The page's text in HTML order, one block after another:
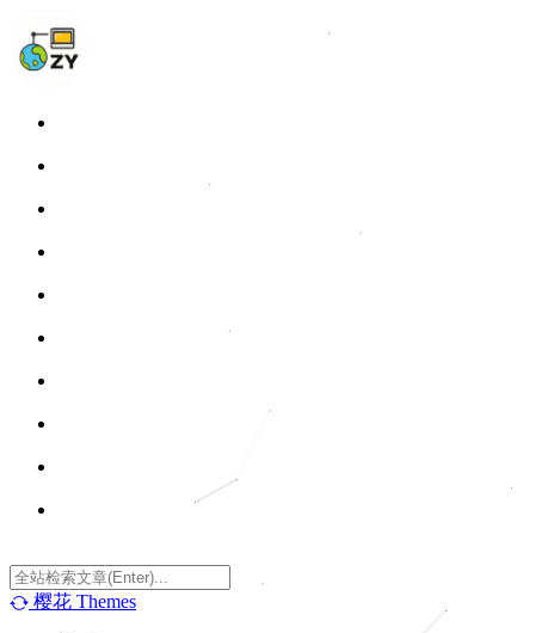
樱花 Themes